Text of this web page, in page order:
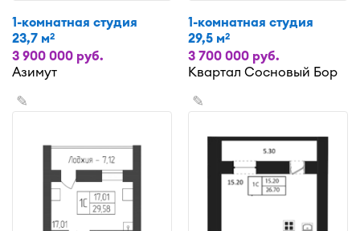
1-комнатная студия
23,7 м2
3 900 000 руб.
Азимут
1-комнатная студия
29,5 м2
3 700 000 руб.
Квартал Сосновый Бор
✎ ✎